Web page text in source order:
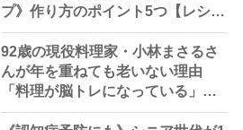
プ》作り方のポイント5つ【レシピ
公開】
92歳の現役料理家・小林まさるさ
んが年を重ねても老いない理由
「料理が脳トレになっている」と
脳トレの権威が解説